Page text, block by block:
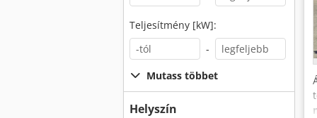
Teljesítmény [kW]:
-
Mutass többet
Helyszín